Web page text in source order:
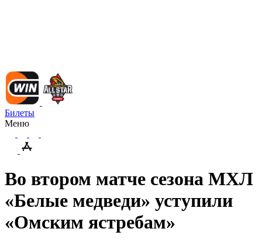
Билеты
Меню
Во втором матче сезона МХЛ
«Белые медведи» уступили
«Омским ястребам»